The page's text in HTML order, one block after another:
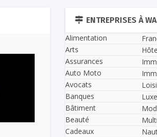
ENTREPRISES À
Alimentation
Arts
Assurances
Auto Moto
Avocats
Banques
Bâtiment
Beauté
Cadeaux
Luxe